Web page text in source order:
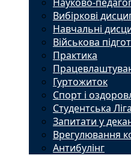
Вибіркові
Навчальні
Військова
Практика
Гуртожиток
Спорт і
Студентська Ліга
Запитати у
Врегулювання
Антибулінг